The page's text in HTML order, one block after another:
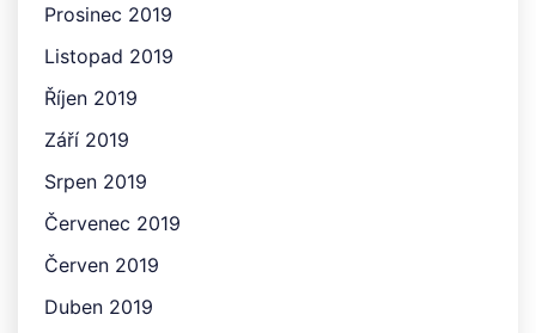
Prosinec 2019
Listopad 2019
Říjen 2019
Září 2019
Srpen 2019
Červenec 2019
Červen 2019
Duben 2019